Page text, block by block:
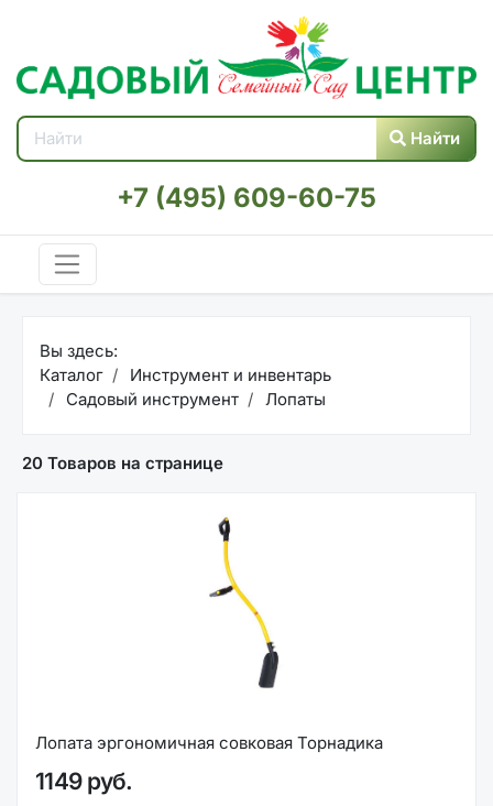
Найти
+7 (495) 609-60-75
Вы здесь:
Каталог
Инструмент и инвентарь
Садовый инструмент
Лопаты
20 Товаров на странице
Лопата эргономичная совковая Торнадика
1149 руб.